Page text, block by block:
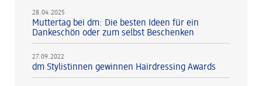
28.04.2025
Muttertag bei dm: Die besten Ideen für ein
Dankeschön oder zum selbst Beschenken
27.09.2022
dm Stylistinnen gewinnen Hairdressing Awards